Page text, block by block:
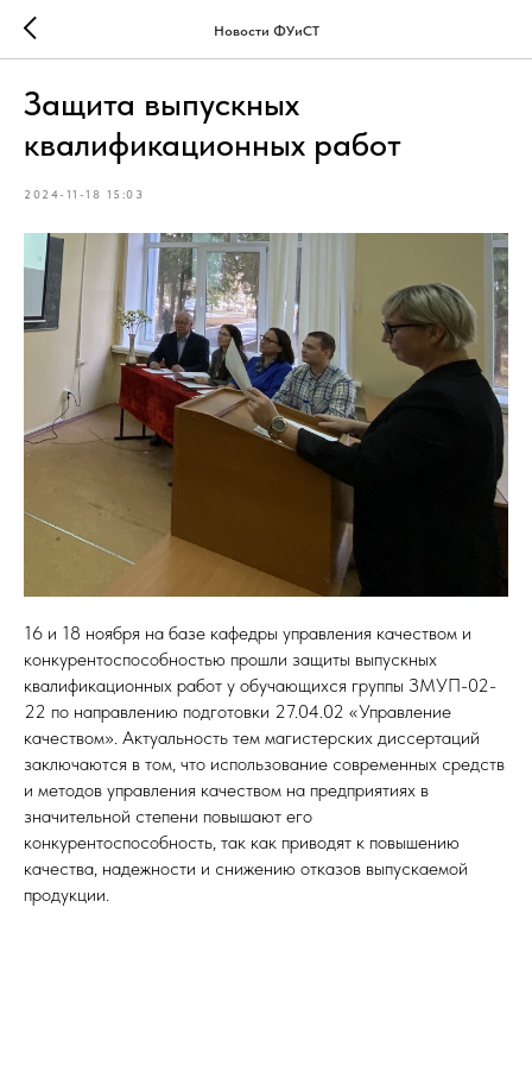
Новости ФУиСТ
Защита выпускных
квалификационных работ
2024-11-18 15:03
16 и 18 ноября на базе кафедры управления качеством и
конкурентоспособностью прошли защиты выпускных
квалификационных работ у обучающихся группы ЗМУП-02-
22 по направлению подготовки 27.04.02 «Управление
качеством». Актуальность тем магистерских диссертаций
заключаются в том, что использование современных средств
и методов управления качеством на предприятиях в
значительной степени повышают его
конкурентоспособность, так как приводят к повышению
качества, надежности и снижению отказов выпускаемой
продукции.